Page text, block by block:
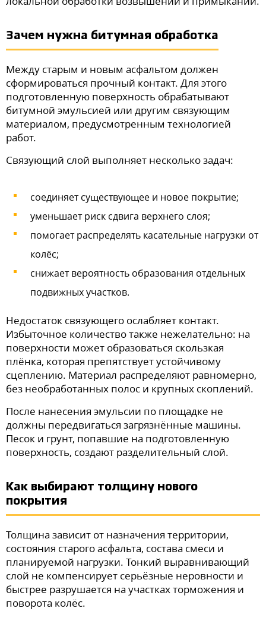
Зачем нужна битумная обработка
Между старым и новым асфальтом должен
сформироваться прочный контакт. Для этого
подготовленную поверхность обрабатывают
битумной эмульсией или другим связующим
материалом, предусмотренным технологией
работ.
Связующий слой выполняет несколько задач:
соединяет существующее и новое покрытие;
уменьшает риск сдвига верхнего слоя;
помогает распределять касательные нагрузки от
колёс;
снижает вероятность образования отдельных
подвижных участков.
Недостаток связующего ослабляет контакт.
Избыточное количество также нежелательно: на
поверхности может образоваться скользкая
плёнка, которая препятствует устойчивому
сцеплению. Материал распределяют равномерно,
без необработанных полос и крупных скоплений.
После нанесения эмульсии по площадке не
должны передвигаться загрязнённые машины.
Песок и грунт, попавшие на подготовленную
поверхность, создают разделительный слой.
Как выбирают толщину нового
покрытия
Толщина зависит от назначения территории,
состояния старого асфальта, состава смеси и
планируемой нагрузки. Тонкий выравнивающий
слой не компенсирует серьёзные неровности и
быстрее разрушается на участках торможения и
поворота колёс.